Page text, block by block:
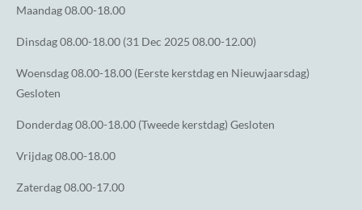
Maandag08.00-18.00
Dinsdag08.00-18.00 (31 Dec 2025 08.00-12.00)
Woensdag08.00-18.00 (Eerste kerstdag en Nieuwjaarsdag)
Gesloten
Donderdag08.00-18.00 (Tweede kerstdag) Gesloten
Vrijdag08.00-18.00
Zaterdag08.00-17.00